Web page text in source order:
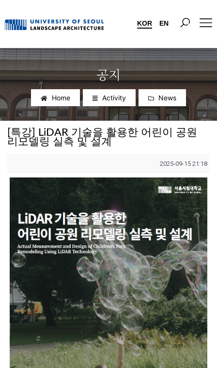
KOR EN
공지
Home Activity News
[특강] LiDAR 기술을 활용한 어린이 공원
리모델링 실측 및 설계
2025-09-15 21:18